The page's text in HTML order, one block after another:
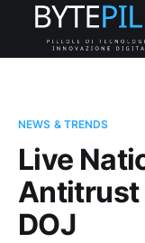
NEWS & TRENDS
Live
Antitrust
DOJ